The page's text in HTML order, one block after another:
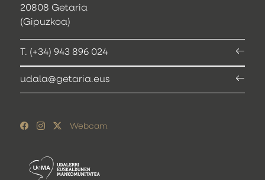
20808 Getaria
(Gipuzkoa)
T. (+34) 943 896 024
udala@getaria.eus
Webcam